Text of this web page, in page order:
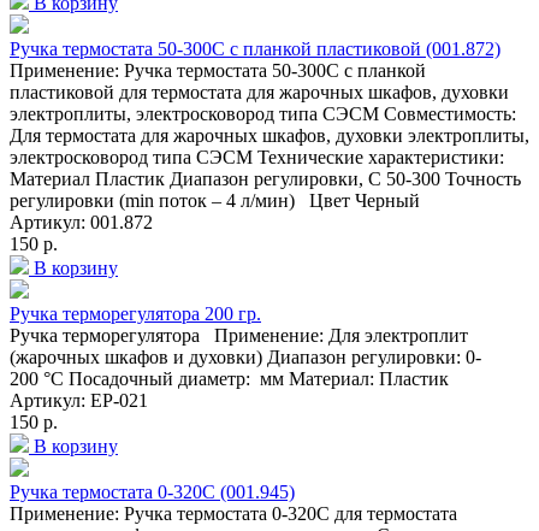
Ручка термостата 50-300С с планкой пластиковой (001.872)
Применение: Ручка термостата 50-300С с планкой
пластиковой для термостата для жарочных шкафов, духовки
электроплиты, электросковород типа СЭСМ Совместимость:
Для термостата для жарочных шкафов, духовки электроплиты,
электросковород типа СЭСМ Технические характеристики:
Материал Пластик Диапазон регулировки, C 50-300 Точность
регулировки (min поток – 4 л/мин) Цвет Черный
Артикул: 001.872
150 р.
В корзину
Ручка терморегулятора 200 гр.
Ручка терморегулятора Применение: Для электроплит
(жарочных шкафов и духовки) Диапазон регулировки: 0-
200 °C Посадочный диаметр: мм Материал: Пластик
Артикул: EP-021
150 р.
В корзину
Ручка термостата 0-320С (001.945)
Применение: Ручка термостата 0-320С для термостата